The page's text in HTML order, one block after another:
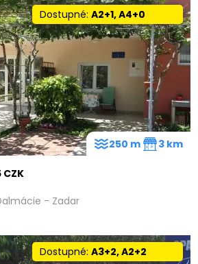
Dostupné:A2+1, A4+0
CZK
- Zadar
250 m 3 km
Dostupné:A3+2, A2+2